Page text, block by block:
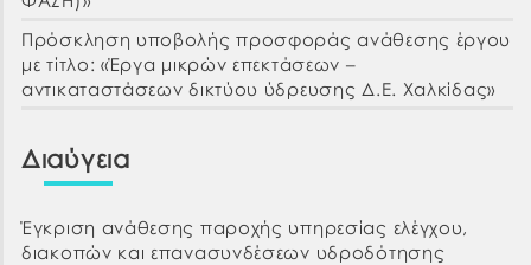
Πρόσκληση υποβολής προσφοράς ανάθεσης έργου
με τίτλο: «Έργα μικρών επεκτάσεων –
αντικαταστάσεων δικτύου ύδρευσης Δ.Ε. Χαλκίδας»
Διαύγεια
Έγκριση ανάθεσης παροχής υπηρεσίας ελέγχου,
διακοπών και επανασυνδέσεων υδροδότησης